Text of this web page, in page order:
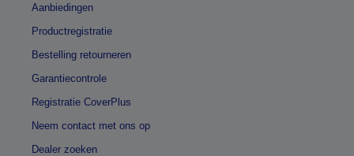
Aanbiedingen
Productregistratie
Bestelling retourneren
Garantiecontrole
Registratie CoverPlus
Neem contact met ons op
Dealer zoeken